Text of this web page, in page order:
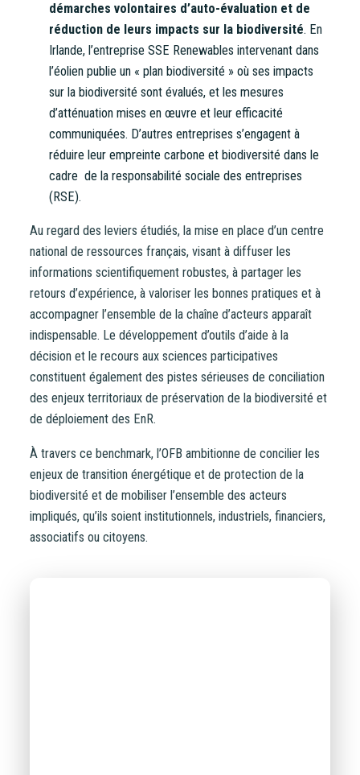
démarches volontaires d’auto-évaluation et de
réduction de leurs impacts sur la biodiversité. En
Irlande, l’entreprise SSE Renewables intervenant dans
l’éolien publie un « plan biodiversité » où ses impacts
sur la biodiversité sont évalués, et les mesures
d’atténuation mises en œuvre et leur efficacité
communiquées. D’autres entreprises s’engagent à
réduire leur empreinte carbone et biodiversité dans le
cadre de la responsabilité sociale des entreprises
(RSE).
Au regard des leviers étudiés, la mise en place d’un centre
national de ressources français, visant à diffuser les
informations scientifiquement robustes, à partager les
retours d’expérience, à valoriser les bonnes pratiques et à
accompagner l’ensemble de la chaîne d’acteurs apparaît
indispensable. Le développement d’outils d’aide à la
décision et le recours aux sciences participatives
constituent également des pistes sérieuses de conciliation
des enjeux territoriaux de préservation de la biodiversité et
de déploiement des EnR.
À travers ce benchmark, l’OFB ambitionne de concilier les
enjeux de transition énergétique et de protection de la
biodiversité et de mobiliser l’ensemble des acteurs
impliqués, qu’ils soient institutionnels, industriels, financiers,
associatifs ou citoyens.